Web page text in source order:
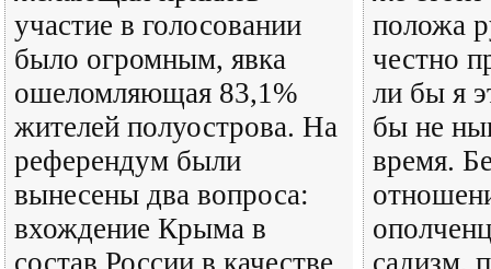
участие в голосовании
было огромным, явка
ошеломляющая 83,1%
жителей полуострова. На
референдум были
вынесены два вопроса:
вхождение Крыма в
состав России в качестве
положа
честно
ли бы я
бы не
время.
садизм,